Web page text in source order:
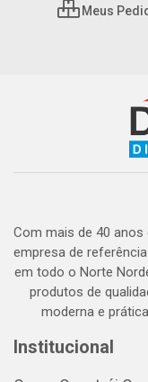
Meus
Com mais de 40 anos
empresa de
em todo o Norte
produtos de
moderna e
Institucional